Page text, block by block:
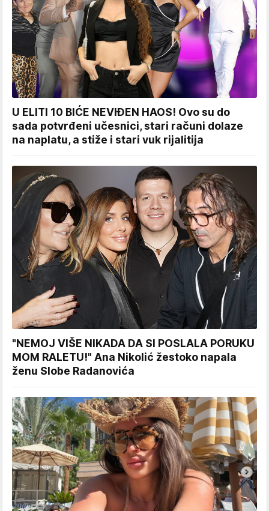
U ELITI 10 BIĆE NEVIĐEN HAOS! Ovo su do
sada potvrđeni učesnici, stari računi dolaze
na naplatu, a stiže i stari vuk rijalitija
"NEMOJ VIŠE NIKADA DA SI POSLALA PORUKU
MOM RALETU!" Ana Nikolić žestoko napala
ženu Slobe Radanovića